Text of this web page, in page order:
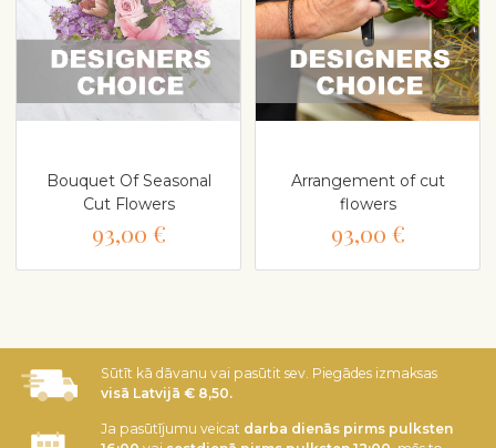
Bouquet Of Seasonal
Cut Flowers
93,00 €
Arrangement of cut
flowers
93,00 €
Sūtīt kā dāvanu vai pasūtit sev. Piegādes izmaksas
visā Latvijā € 8,50.
Ja pasūtījumu veicat darba dienās pirms pulksten